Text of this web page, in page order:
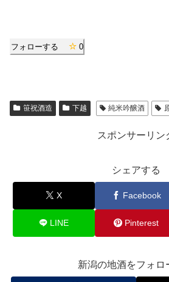
フォローする 0
笹祝酒造 下越 純米吟醸酒
スポンサーリン
シェアする
X Facebook
LINE Pinterest
新潟の地酒をフォロ